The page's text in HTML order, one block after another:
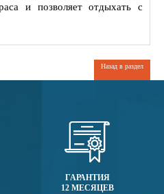
и позволяет отдыхать с
Назад в раздел
ГАРАНТИЯ
12 МЕСЯЦЕВ